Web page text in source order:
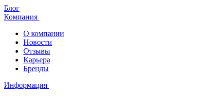
Блог
Компания
О компании
Новости
Отзывы
Карьера
Бренды
Информация